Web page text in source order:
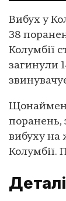
Вибух у
38
Колумбії
загинули
поранень,
вибуху на
Колумбії.
Деталі